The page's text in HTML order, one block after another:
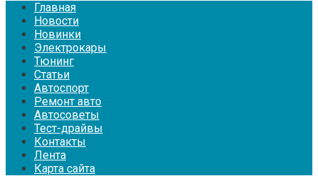
Главная
Новости
Новинки
Электрокары
Тюнинг
Статьи
Автоспорт
Ремонт авто
Автосоветы
Тест-драйвы
Контакты
Лента
Карта сайта